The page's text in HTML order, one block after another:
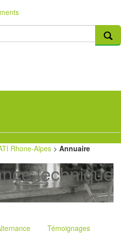
Rhone-Alpes > Annuaire
technique
Témoignages